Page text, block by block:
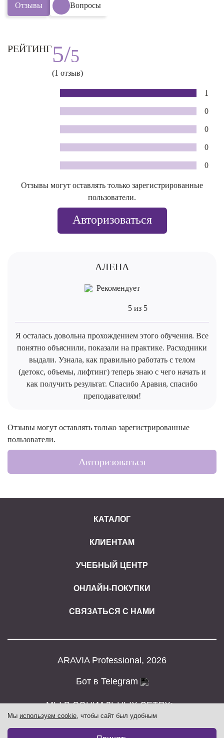
Отзывы Вопросы
РЕЙТИНГ5/5
(1 отзыв)
1
0
0
0
0
Отзывы могут оставлять только зарегистрированные
пользователи.
Авторизоваться
АЛЕНА
Рекомендует
5 из 5
Я осталась довольна прохождением этого обучения. Все
понятно объяснили, показали на практике. Расходники
выдали. Узнала, как правильно работать с телом
(детокс, объемы, лифтинг) теперь знаю с чего начать и
как получить результат. Спасибо Аравия, спасибо
преподавателям!
Отзывы могут оставлять только зарегистрированные
пользователи.
Авторизоваться
КАТАЛОГ
КЛИЕНТАМ
УЧЕБНЫЙ ЦЕНТР
ОНЛАЙН-ПОКУПКИ
СВЯЗАТЬСЯ С НАМИ
ARAVIA Professional, 2026
Бот в Telegram
МЫ В СОЦИАЛЬНЫХ СЕТЯХ:
Мы используем cookie, чтобы сайт был удобным